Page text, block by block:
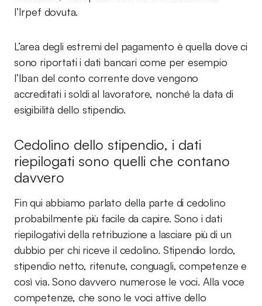
l’Irpef dovuta.
L’area degli estremi del pagamento è quella dove ci
sono riportati i dati bancari come per esempio
l’Iban del conto corrente dove vengono
accreditati i soldi al lavoratore, nonché la data di
esigibilità dello stipendio.
Cedolino dello stipendio, i dati
riepilogati sono quelli che contano
davvero
Fin qui abbiamo parlato della parte di cedolino
probabilmente più facile da capire. Sono i dati
riepilogativi della retribuzione a lasciare più di un
dubbio per chi riceve il cedolino. Stipendio lordo,
stipendio netto, ritenute, conguagli, competenze e
così via. Sono davvero numerose le voci. Alla voce
competenze, che sono le voci attive dello